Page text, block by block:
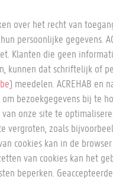
over het recht van
persoonlijke gegevens.
Klanten die geen
kunnen dat schriftelijk of
) meedelen. ACREHAB en
bezoekgegevens bij te
onze site te
vergroten, zoals
cookies kan in de
van cookies kan het
beperken.